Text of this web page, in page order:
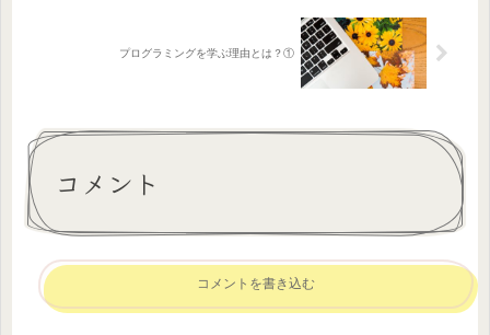
プログラミングを学ぶ理由とは？①
コメント
コメントを書き込む